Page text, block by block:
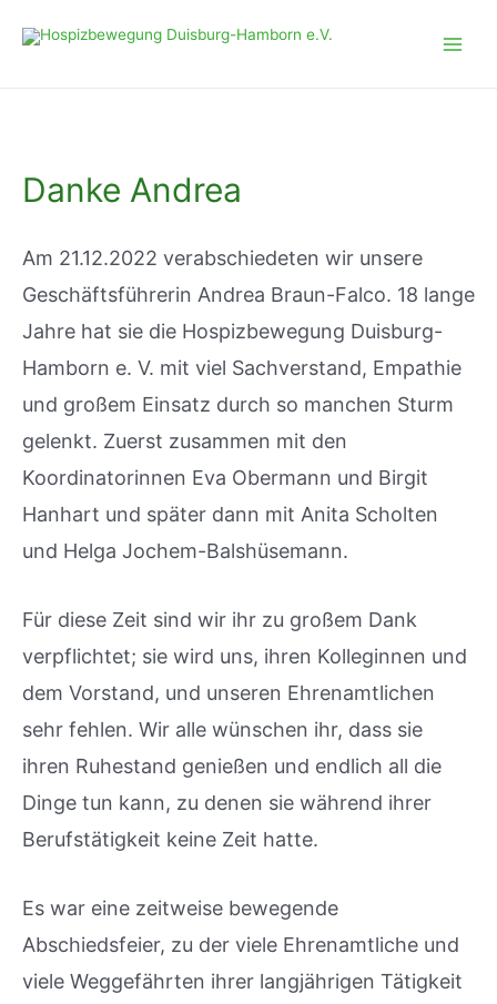
Inhalt
Danke Andrea
Am 21.12.2022 verabschiedeten wir unsere
Geschäftsführerin Andrea Braun-Falco. 18 lange
Jahre hat sie die Hospizbewegung Duisburg-
Hamborn e. V. mit viel Sachverstand, Empathie
und großem Einsatz durch so manchen Sturm
gelenkt. Zuerst zusammen mit den
Koordinatorinnen Eva Obermann und Birgit
Hanhart und später dann mit Anita Scholten
und Helga Jochem-Balshüsemann.
Für diese Zeit sind wir ihr zu großem Dank
verpflichtet; sie wird uns, ihren Kolleginnen und
dem Vorstand, und unseren Ehrenamtlichen
sehr fehlen. Wir alle wünschen ihr, dass sie
ihren Ruhestand genießen und endlich all die
Dinge tun kann, zu denen sie während ihrer
Berufstätigkeit keine Zeit hatte.
Es war eine zeitweise bewegende
Abschiedsfeier, zu der viele Ehrenamtliche und
viele Weggefährten ihrer langjährigen Tätigkeit